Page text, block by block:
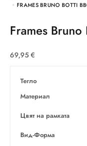
FRAMES BRUNO BOTTI
Frames
69,95 €
Тегло
Материал
Цвят на рамката
Вид-Форма